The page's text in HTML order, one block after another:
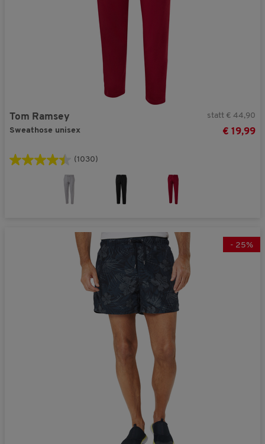
Tom Ramsey
Sweathose unisex
statt € 44,90
€ 19,99
(1030)
- 25%